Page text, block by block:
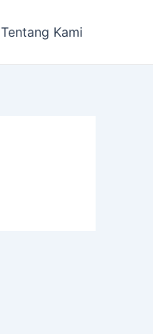
Tentang Kami